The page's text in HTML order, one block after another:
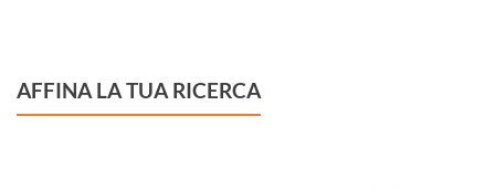
AFFINA LA TUA RICERCA